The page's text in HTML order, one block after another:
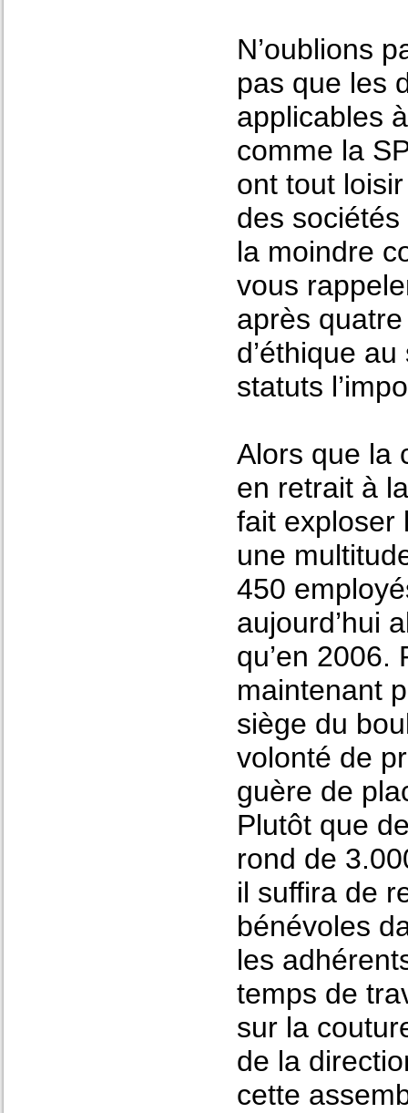
N’oublions
pas que les
applicables
comme la
ont tout
des
la moindre
vous
après
d’éthique
statuts
Alors que la
en retrait à
fait exploser
une
450
aujourd’hui
qu’en 2006.
maintenant
siège du
volonté de
guère de
Plutôt que
rond de
il suffira de
bénévoles
les
temps de
sur la
de la
cette